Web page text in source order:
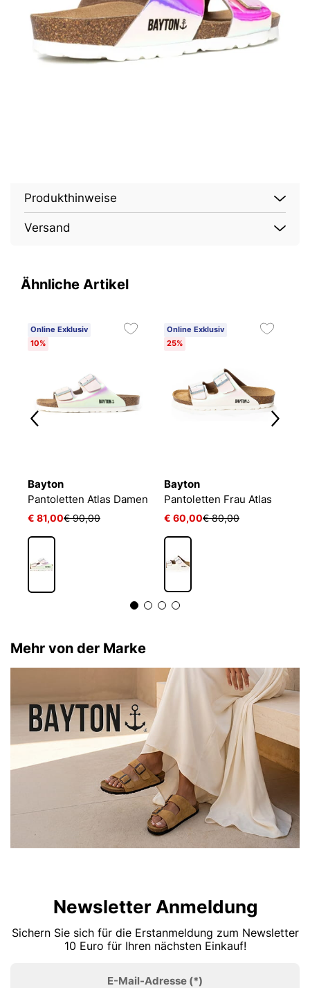
Produkthinweise
Versand
Ähnliche Artikel
Online Exklusiv
10%
Bayton
Pantoletten Atlas Damen
€ 81,00€ 90,00
Online Exklusiv
25%
Bayton
Pantoletten Frau Atlas
€ 60,00€ 80,00
Mehr von der Marke
Newsletter Anmeldung
Sichern Sie sich für die Erstanmeldung zum Newsletter
10 Euro für Ihren nächsten Einkauf!
E-Mail-Adresse (*)